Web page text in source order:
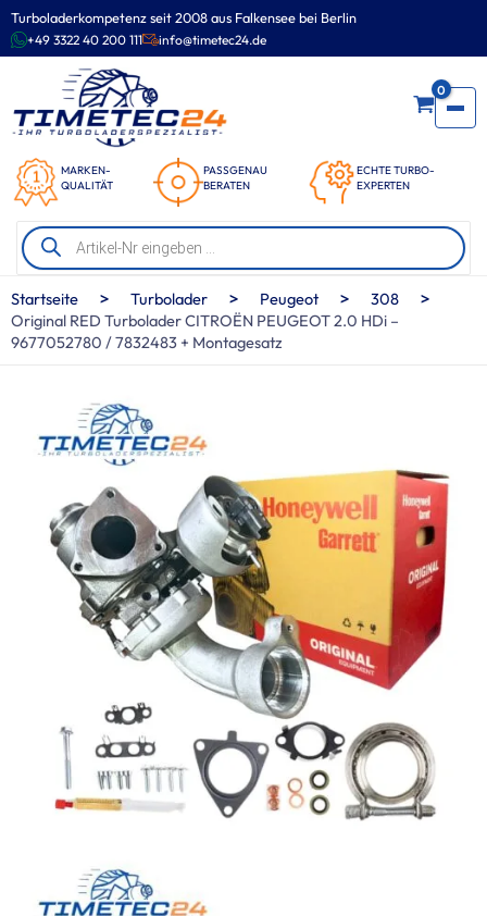
Turboladerkompetenz seit 2008 aus Falkensee bei Berlin
+49 3322 40 200 111 info@timetec24.de
MARKEN-
QUALITÄT
PASSGENAU
BERATEN
ECHTE TURBO-
EXPERTEN
0
Products
search
Zum
Inhalt
springen
Startseite > Turbolader > Peugeot > 308 >
Original RED Turbolader CITROËN PEUGEOT 2.0 HDi –
9677052780 / 7832483 + Montagesatz